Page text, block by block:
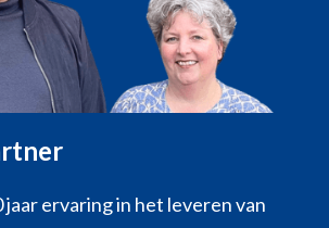
jaar ervaring in het leveren van